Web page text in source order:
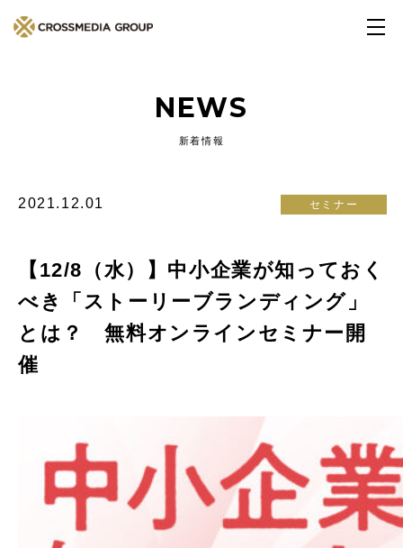
NEWS
新着情報
2021.12.01 セミナー
【12/8（水）】中小企業が知っておく
べき「ストーリーブランディング」
とは？ 無料オンラインセミナー開
催